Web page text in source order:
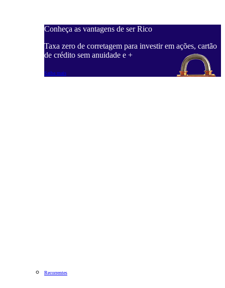
Conheça as vantagens de ser Rico
Taxa zero de corretagem para investir em ações, cartão
de crédito sem anuidade e +
Saiba mais
Recorrentes